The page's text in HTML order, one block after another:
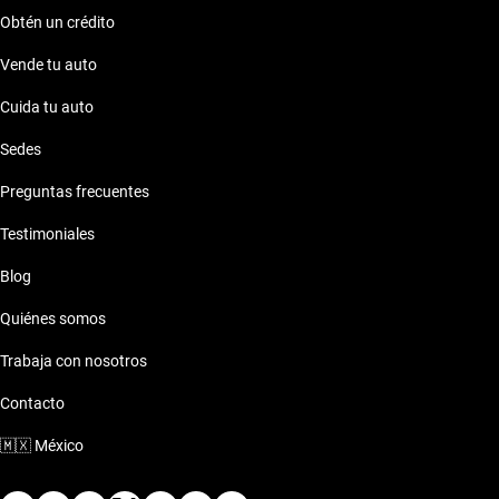
Obtén un crédito
Vende tu auto
Cuida tu auto
Sedes
Preguntas frecuentes
Testimoniales
Blog
Quiénes somos
Trabaja con nosotros
Contacto
🇲🇽 México